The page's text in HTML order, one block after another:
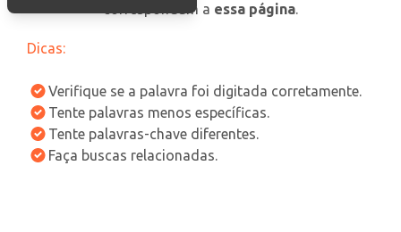
correspondam a essa página.
Dicas:
Verifique se a palavra foi digitada corretamente.
Tente palavras menos específicas.
Tente palavras-chave diferentes.
Faça buscas relacionadas.